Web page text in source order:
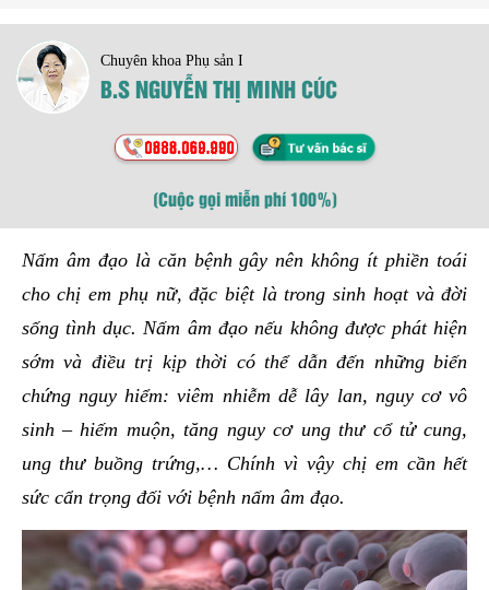
Chuyên khoa Phụ sản I
B.S NGUYỄN THỊ MINH CÚC
(Cuộc gọi miễn phí 100%)
Nấm âm đạo là căn bệnh gây nên không ít phiền toái
cho chị em phụ nữ, đặc biệt là trong sinh hoạt và đời
sống tình dục. Nấm âm đạo nếu không được phát hiện
sớm và điều trị kịp thời có thể dẫn đến những biến
chứng nguy hiểm: viêm nhiễm dễ lây lan, nguy cơ vô
sinh – hiếm muộn, tăng nguy cơ ung thư cổ tử cung,
ung thư buồng trứng,… Chính vì vậy chị em cần hết
sức cẩn trọng đối với bệnh nấm âm đạo.